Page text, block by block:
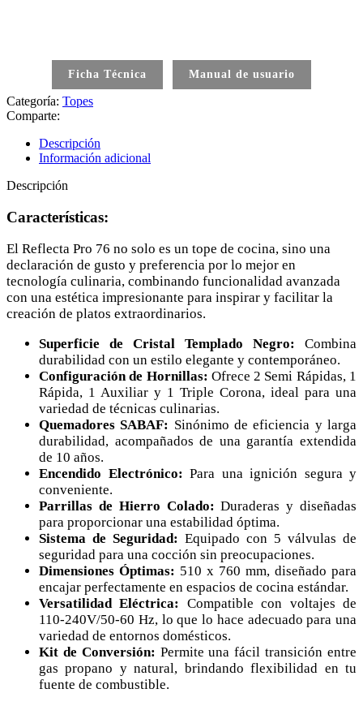
Ficha Técnica Manual de usuario
Categoría: Topes
Comparte:
Descripción
Información adicional
Descripción
Características:
El Reflecta Pro 76 no solo es un tope de cocina, sino una
declaración de gusto y preferencia por lo mejor en
tecnología culinaria, combinando funcionalidad avanzada
con una estética impresionante para inspirar y facilitar la
creación de platos extraordinarios.
Superficie de Cristal Templado Negro: Combina
durabilidad con un estilo elegante y contemporáneo.
Configuración de Hornillas: Ofrece 2 Semi Rápidas, 1
Rápida, 1 Auxiliar y 1 Triple Corona, ideal para una
variedad de técnicas culinarias.
Quemadores SABAF: Sinónimo de eficiencia y larga
durabilidad, acompañados de una garantía extendida
de 10 años.
Encendido Electrónico: Para una ignición segura y
conveniente.
Parrillas de Hierro Colado: Duraderas y diseñadas
para proporcionar una estabilidad óptima.
Sistema de Seguridad: Equipado con 5 válvulas de
seguridad para una cocción sin preocupaciones.
Dimensiones Óptimas: 510 x 760 mm, diseñado para
encajar perfectamente en espacios de cocina estándar.
Versatilidad Eléctrica: Compatible con voltajes de
110-240V/50-60 Hz, lo que lo hace adecuado para una
variedad de entornos domésticos.
Kit de Conversión: Permite una fácil transición entre
gas propano y natural, brindando flexibilidad en tu
fuente de combustible.